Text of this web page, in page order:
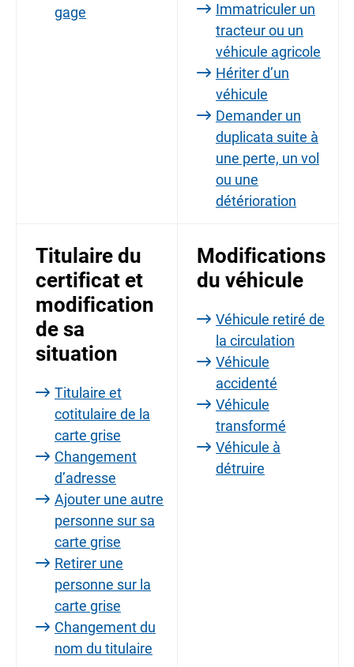
gage
Immatriculer un
tracteur ou un
véhicule agricole
Hériter d’un
véhicule
Demander un
duplicata suite à
une perte, un vol
ou une
détérioration
Titulaire du
certificat et
modification
de sa
situation
Titulaire et
cotitulaire de la
carte grise
Changement
d’adresse
Ajouter une autre
personne sur sa
carte grise
Retirer une
personne sur la
carte grise
Changement du
nom du titulaire
Modifications
du véhicule
Véhicule retiré de
la circulation
Véhicule
accidenté
Véhicule
transformé
Véhicule à
détruire